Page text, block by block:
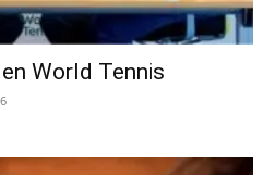
World Tennis